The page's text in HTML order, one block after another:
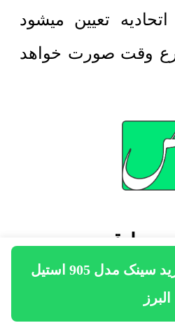
استعلام قیمت و خرید سینک مدل 905 استیل
البرز
تعیین میشود
وقت صورت خواهد
صادقی
ساختمانی صاد